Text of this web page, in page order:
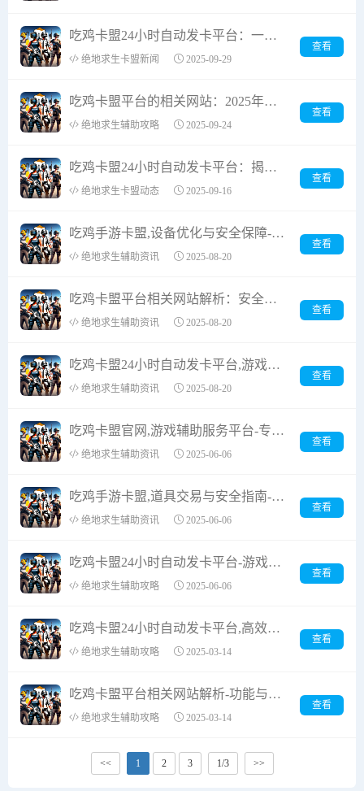
吃鸡卡盟24小时自动发卡平台：一站式游戏道具采购的安全之选
绝地求生卡盟新闻 2025-09-29
查看
吃鸡卡盟平台的相关网站：2025年游戏玩家必备的安全交易平台推荐
绝地求生辅助攻略 2025-09-24
查看
吃鸡卡盟24小时自动发卡平台：揭秘游戏周边服务的灰色产业链
绝地求生卡盟动态 2025-09-16
查看
吃鸡手游卡盟,设备优化与安全保障-深度服务解析
绝地求生辅助资讯 2025-08-20
查看
吃鸡卡盟平台相关网站解析：安全筛选与交易风险防控指南
绝地求生辅助资讯 2025-08-20
查看
吃鸡卡盟24小时自动发卡平台,游戏辅助充值系统-运营优势详解
绝地求生辅助资讯 2025-08-20
查看
吃鸡卡盟官网,游戏辅助服务平台-专业运营解析
绝地求生辅助资讯 2025-06-06
查看
吃鸡手游卡盟,道具交易与安全指南-深度解决方案解析
绝地求生辅助资讯 2025-06-06
查看
吃鸡卡盟24小时自动发卡平台-游戏装备交易新纪元
绝地求生辅助攻略 2025-06-06
查看
吃鸡卡盟24小时自动发卡平台,高效充值解决方案解析
绝地求生辅助攻略 2025-03-14
查看
吃鸡卡盟平台相关网站解析-功能与选择指南
绝地求生辅助攻略 2025-03-14
查看
<< 1 2 3 1/3 >>